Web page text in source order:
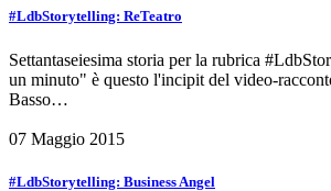
#LdbStorytelling: ReTeatro
Settantaseiesima storia per la rubrica
un minuto" è questo l'incipit del video-
Basso…
07 Maggio 2015
#LdbStorytelling: Business Angel